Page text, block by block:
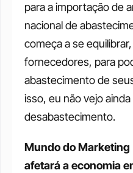
para a importação de
nacional de
começa a se
fornecedores, para
abastecimento de
isso, eu não vejo
desabastecimento.
Mundo do
afetará a economia